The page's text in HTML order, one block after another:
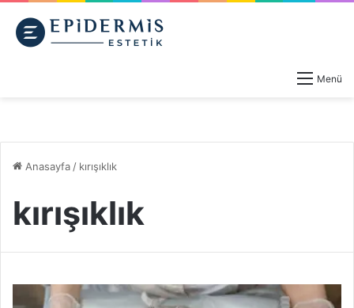
Menü
Anasayfa / kırışıklık
kırışıklık